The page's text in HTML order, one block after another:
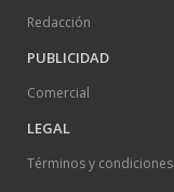
Redacción
PUBLICIDAD
Comercial
LEGAL
Términos y condiciones